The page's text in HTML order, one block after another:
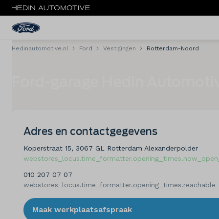
Menu
Bedrijfswagens
Acties
Private lease
Hedinautomotive.nl Ford Vestigingen Rotterdam-Noord
Adres en contactgegevens
Koperstraat 15, 3067 GL Rotterdam Alexanderpolder
010 207 07 07
webstores_locus.time_formatter.opening_times.reachable
Maak werkplaatsafspraak